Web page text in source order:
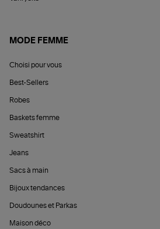
MODE FEMME
Choisi pour vous
Best-Sellers
Robes
Baskets femme
Sweatshirt
Jeans
Sacs à main
Bijoux tendances
Doudounes et Parkas
Maison déco